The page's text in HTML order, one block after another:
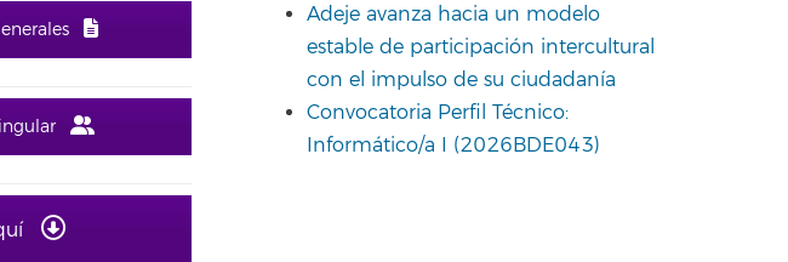
Adeje avanza hacia un modelo
estable de participación intercultural
con el impulso de su ciudadanía
Convocatoria Perfil Técnico:
Informático/a I (2026BDE043)